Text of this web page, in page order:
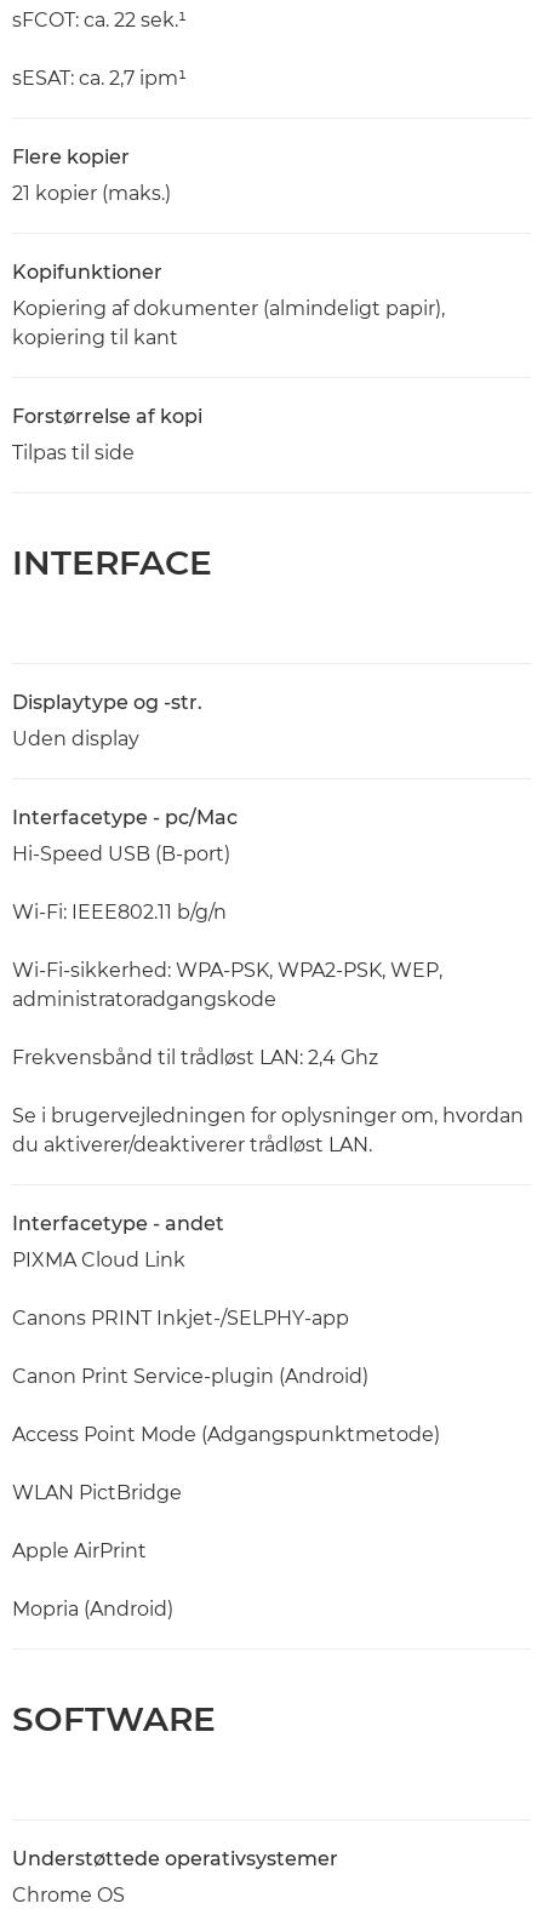
sFCOT: ca. 22 sek.¹
sESAT: ca. 2,7 ipm¹
Flere kopier
21 kopier (maks.)
Kopifunktioner
Kopiering af dokumenter (almindeligt papir),
kopiering til kant
Forstørrelse af kopi
Tilpas til side
INTERFACE
Displaytype og -str.
Uden display
Interfacetype - pc/Mac
Hi-Speed USB (B-port)
Wi-Fi: IEEE802.11 b/g/n
Wi-Fi-sikkerhed: WPA-PSK, WPA2-PSK, WEP,
administratoradgangskode
Frekvensbånd til trådløst LAN: 2,4 Ghz
Se i brugervejledningen for oplysninger om, hvordan
du aktiverer/deaktiverer trådløst LAN.
Interfacetype - andet
PIXMA Cloud Link
Canons PRINT Inkjet-/SELPHY-app
Canon Print Service-plugin (Android)
Access Point Mode (Adgangspunktmetode)
WLAN PictBridge
Apple AirPrint
Mopria (Android)
SOFTWARE
Understøttede operativsystemer
Chrome OS